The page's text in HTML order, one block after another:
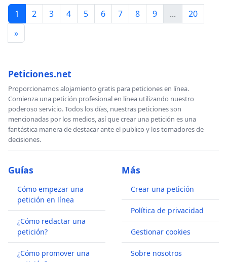
1 2 3 4 5 6 7 8 9 ...
20
»
Peticiones.net
Proporcionamos alojamiento gratis para peticiones en línea.
Comienza una petición profesional en línea utilizando nuestro
poderoso servicio. Todos los días, nuestras peticiones son
mencionadas por los medios, así que crear una petición es una
fantástica manera de destacar ante el publico y los tomadores de
decisiones.
Guías
Cómo empezar una
petición en línea
¿Cómo redactar una
petición?
¿Cómo promover una
Más
Crear una petición
Política de privacidad
Gestionar cookies
Sobre nosotros